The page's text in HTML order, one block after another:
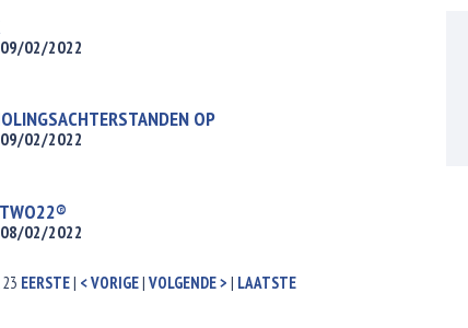
09/02/2022
OP
09/02/2022
08/02/2022
EERSTE| < VORIGE| VOLGENDE > | LAATSTE